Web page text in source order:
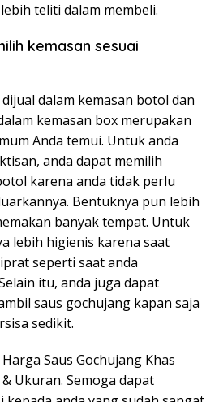
teliti dalam membeli.
kemasan sesuai
dalam kemasan botol dan
kemasan box merupakan
Anda temui. Untuk anda
anda dapat memilih
karena anda tidak perlu
Bentuknya pun lebih
banyak tempat. Untuk
lebih higienis karena saat
seperti saat anda
itu, anda juga dapat
saus gochujang kapan saja
sedikit.
Saus Gochujang Khas
Ukuran. Semoga dapat